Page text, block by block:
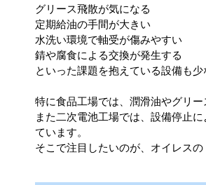
グリース飛散が気になる
定期給油の手間が大きい
水洗い環境で軸受が傷みやすい
錆や腐食による交換が発生する
といった課題を抱えている設備も少
特に食品工場では、潤滑油やグリ
また二次電池工場では、設備停止
ています。
そこで注目したいのが、オイレス